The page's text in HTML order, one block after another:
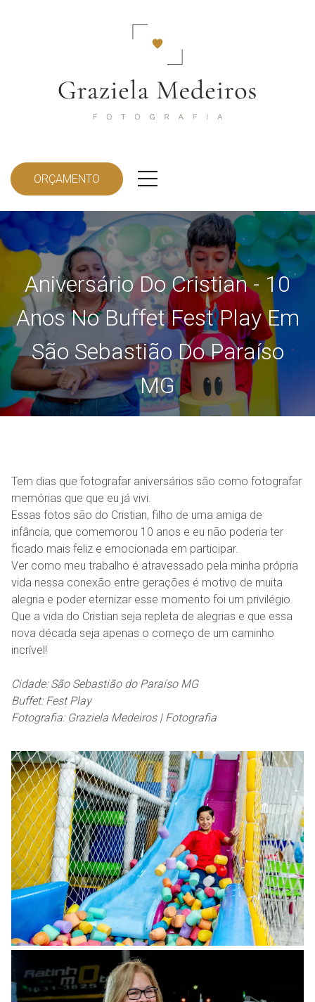
ORÇAMENTO
Aniversário Do Cristian - 10
Anos No Buffet Fest Play Em
São Sebastião Do Paraíso
MG
Tem dias que fotografar aniversários são como fotografar
memórias que que eu já vivi.
Essas fotos são do Cristian, filho de uma amiga de
infância, que comemorou 10 anos e eu não poderia ter
ficado mais feliz e emocionada em participar.
Ver como meu trabalho é atravessado pela minha própria
vida nessa conexão entre gerações é motivo de muita
alegria e poder eternizar esse momento foi um privilégio.
Que a vida do Cristian seja repleta de alegrias e que essa
nova década seja apenas o começo de um caminho
incrível!
Cidade: São Sebastião do Paraíso MG
Buffet: Fest Play
Fotografia: Graziela Medeiros | Fotografia